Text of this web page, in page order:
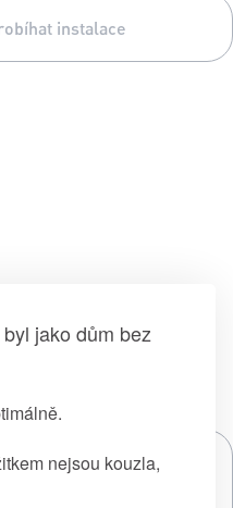
jako dům bez
nejsou kouzla,